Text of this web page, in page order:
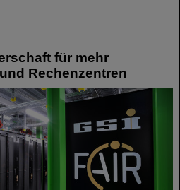
für mehr
Rechenzentren